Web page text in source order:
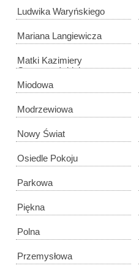
Ludwika Waryńskiego
Mariana Langiewicza
Matki Kazimiery
Gruszczyńskiej
Miodowa
Modrzewiowa
Nowy Świat
Osiedle Pokoju
Parkowa
Piękna
Polna
Przemysłowa